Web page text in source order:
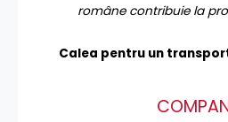
române contribuie la
Calea pentru un